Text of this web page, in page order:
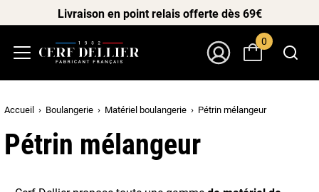
Livraison en point relais offerte dès 69€
0
Accueil Boulangerie Matériel boulangerie Pétrin mélangeur
Pétrin mélangeur